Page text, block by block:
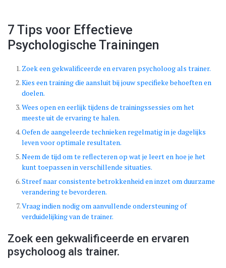
7 Tips voor Effectieve
Psychologische Trainingen
Zoek een gekwalificeerde en ervaren psycholoog als trainer.
Kies een training die aansluit bij jouw specifieke behoeften en
doelen.
Wees open en eerlijk tijdens de trainingssessies om het
meeste uit de ervaring te halen.
Oefen de aangeleerde technieken regelmatig in je dagelijks
leven voor optimale resultaten.
Neem de tijd om te reflecteren op wat je leert en hoe je het
kunt toepassen in verschillende situaties.
Streef naar consistente betrokkenheid en inzet om duurzame
verandering te bevorderen.
Vraag indien nodig om aanvullende ondersteuning of
verduidelijking van de trainer.
Zoek een gekwalificeerde en ervaren
psycholoog als trainer.